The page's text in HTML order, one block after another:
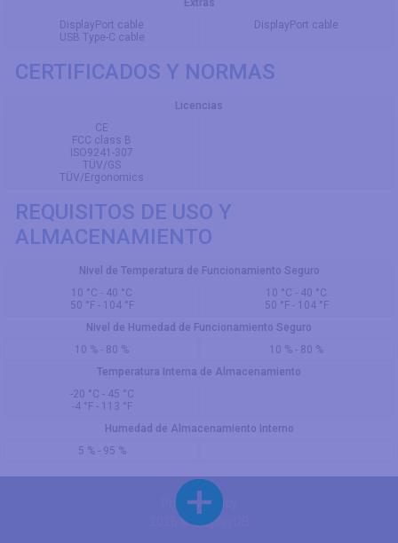
DisplayPort cable
USB Type-C cable
DisplayPort cable
CERTIFICADOS Y NORMAS
Licencias
CE
FCC class B
ISO9241-307
TÜV/GS
TÜV/Ergonomics
REQUISITOS DE USO Y
ALMACENAMIENTO
Nivel de Temperatura de Funcionamiento Seguro
10 °C - 40 °C
50 °F - 104 °F
10 °C - 40 °C
50 °F - 104 °F
Nivel de Humedad de Funcionamiento Seguro
10 % - 80 %
10 % - 80 %
Temperatura Interna de Almacenamiento
-20 °C - 45 °C
-4 °F - 113 °F
Humedad de Almacenamiento Interno
5 % - 95 %
Privacy Policy
2026 © DisplayDB